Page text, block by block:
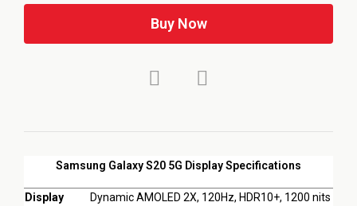
Samsung Galaxy S20 5G Display Specifications
Display
Dynamic AMOLED 2X, 120Hz, HDR10+, 1200 nits
Buy Now